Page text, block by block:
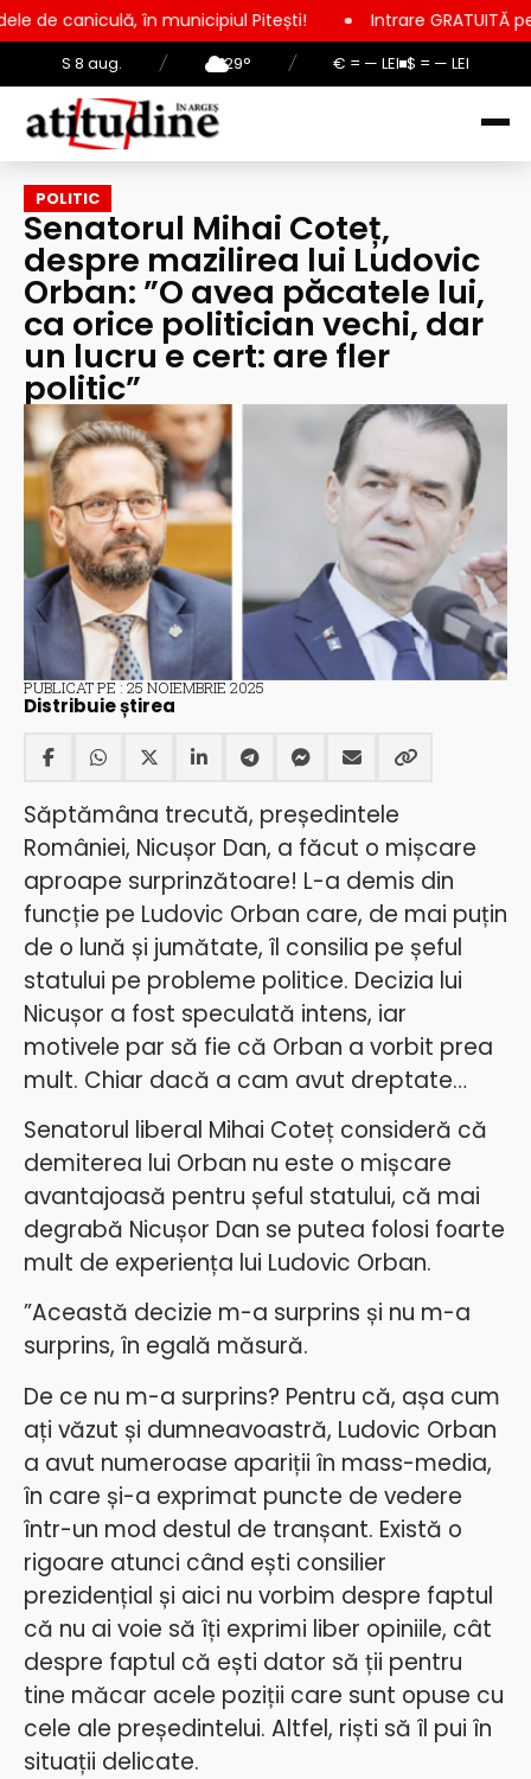
S 8 aug. / 29° / € = — LEI $ = — LEI
municipiul Pitești! Intrare GRATUITĂ pentru copii,
POLITIC
Senatorul Mihai Coteț,
despre mazilirea lui Ludovic
Orban: ”O avea păcatele lui,
ca orice politician vechi, dar
un lucru e cert: are fler
politic”
PUBLICAT PE : 25 NOIEMBRIE 2025
Distribuie știrea
Săptămâna trecută, președintele
României, Nicușor Dan, a făcut o mișcare
aproape surprinzătoare! L-a demis din
funcție pe Ludovic Orban care, de mai puțin
de o lună și jumătate, îl consilia pe șeful
statului pe probleme politice. Decizia lui
Nicușor a fost speculată intens, iar
motivele par să fie că Orban a vorbit prea
mult. Chiar dacă a cam avut dreptate…
Senatorul liberal Mihai Coteț consideră că
demiterea lui Orban nu este o mișcare
avantajoasă pentru șeful statului, că mai
degrabă Nicușor Dan se putea folosi foarte
mult de experiența lui Ludovic Orban.
”Această decizie m-a surprins și nu m-a
surprins, în egală măsură.
De ce nu m-a surprins? Pentru că, așa cum
ați văzut și dumneavoastră, Ludovic Orban
a avut numeroase apariții în mass-media,
în care și-a exprimat puncte de vedere
într-un mod destul de tranșant. Există o
rigoare atunci când ești consilier
prezidențial și aici nu vorbim despre faptul
că nu ai voie să îți exprimi liber opiniile, cât
despre faptul că ești dator să ții pentru
tine măcar acele poziții care sunt opuse cu
cele ale președintelui. Altfel, riști să îl pui în
situații delicate.